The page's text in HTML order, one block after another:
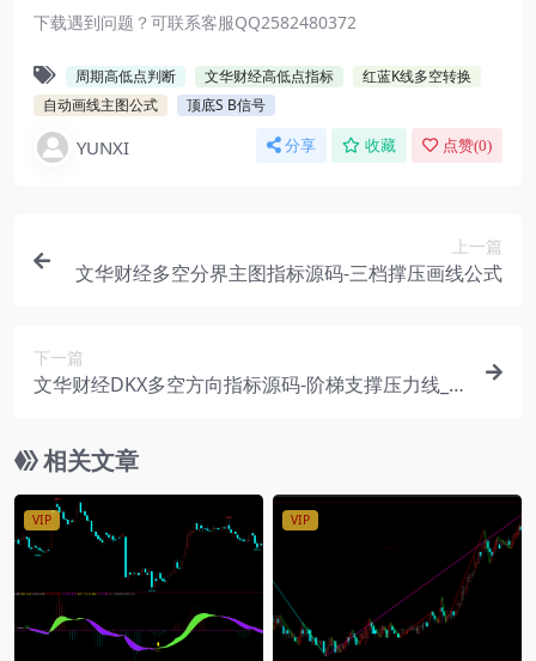
下载遇到问题？可联系客服QQ2582480372
周期高低点判断 文华财经高低点指标
红蓝K线多空转换
自动画线主图公式
顶底S B信号
YUNXI 分享 收藏 点赞(0)
上一篇
文华财经多空分界主图指标源码-三档撑压画线公式
下一篇
文华财经DKX多空方向指标源码-阶梯支撑压力线_
相关文章
VIP VIP